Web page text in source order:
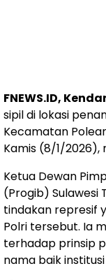
FNEWS.ID,
sipil di lokasi
Kecamatan
Kamis (8/1/2026),
Ketua Dewan
(Progib) Sulawesi
tindakan represif
Polri tersebut. Ia
terhadap prinsip
nama baik